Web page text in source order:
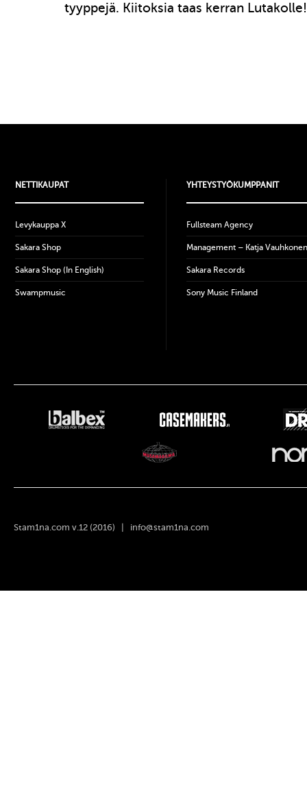
tyyppejä. Kiitoksia taas kerran Lutakolle!
NETTIKAUPAT
Levykauppa X
Sakara Shop
Sakara Shop (In English)
Swampmusic
YHTEYSTYÖKUMPPANIT
Fullsteam Agency
Management – Katja Vauhkonen
Sakara Records
Sony Music Finland
Stam1na.com v.12 (2016) | info@stam1na.com